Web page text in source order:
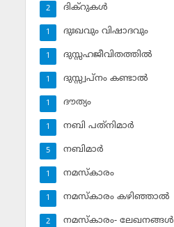
ദിക്‌റുകള്‍
2
ദുഃഖവും വിഷാദവും
1
ദുസ്സഹജീവിതത്തില്‍
1
ദുസ്സ്വപ്‌നം കണ്ടാല്‍
1
ദൗത്യം
1
നബി പത്‌നിമാര്‍
1
നബിമാര്‍
5
നമസ്‌കാരം
1
നമസ്‌കാരം കഴിഞ്ഞാല്‍
1
നമസ്‌കാരം- ലേഖനങ്ങള്‍
2